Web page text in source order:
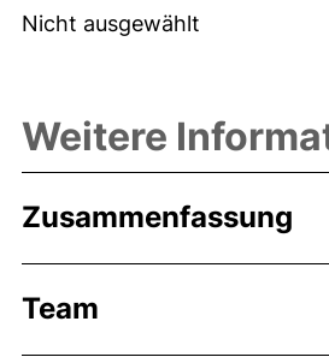
Nicht ausgewählt
Weitere
Zusammenfassung
Team